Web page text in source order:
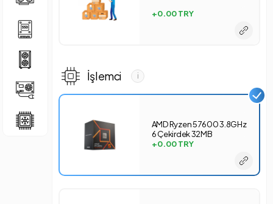
+0.00TRY
İşlemci i
AMD Ryzen 5 7600 3.8GHz
6 Çekirdek 32MB
Önbellek 5nm Soket AM5
+0.00TRY